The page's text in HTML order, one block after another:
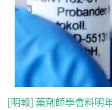
[明報] 藥劑師學會料明